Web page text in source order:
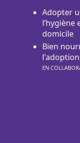
Adopter
domicile
Bien
l'adoption
EN